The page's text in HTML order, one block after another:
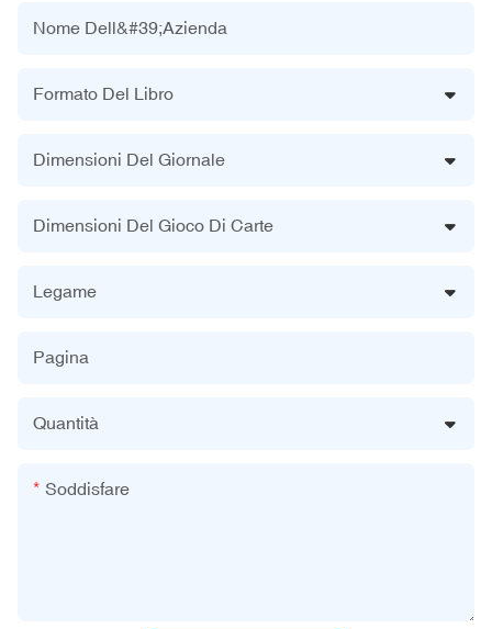
Nome Dell&#39;azienda
Formato Del Libro
Dimensioni Del Giornale
Dimensioni Del Gioco Di Carte
Legame
Pagina
Quantità
Soddisfare